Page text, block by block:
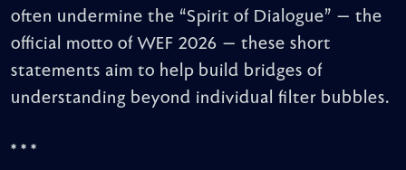
often undermine the “Spirit of Dialogue” — the
official motto of WEF 2026 — these short
statements aim to help build bridges of
understanding beyond individual filter bubbles.
* * *